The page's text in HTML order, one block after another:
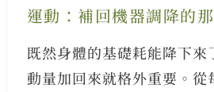
運動：補回機器調降的
既然身體的基礎耗能降下來
動量加回來就格外重要。